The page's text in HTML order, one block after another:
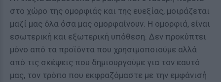
στο χώρο της ομορφιάς και της ευεξίας, μοιράζεται
μαζί μας όλα όσα μας ομορφαίνουν. Η ομορφιά, είναι
εσωτερική και εξωτερική υπόθεση. Δεν προκύπτει
μόνο από τα προϊόντα που χρησιμοποιούμε αλλά
από τις σκέψεις που δημιουργούμε για τον εαυτό
μας, τον τρόπο που εκφραζόμαστε με την εμφάνισή